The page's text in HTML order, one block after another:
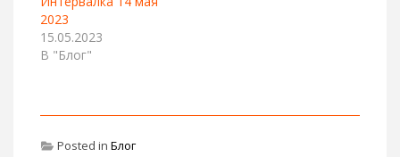
2023
15.05.2023
В "Блог"
Posted in Блог